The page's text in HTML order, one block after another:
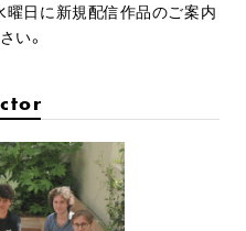
日に新規配信作品のご案内
い。